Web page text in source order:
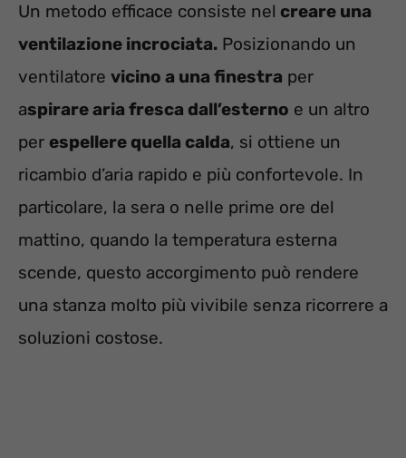
Un metodo efficace consiste nel creare una
ventilazione incrociata. Posizionando un
ventilatore vicino a una finestra per
aspirare aria fresca dall’esterno e un altro
per espellere quella calda, si ottiene un
ricambio d’aria rapido e più confortevole. In
particolare, la sera o nelle prime ore del
mattino, quando la temperatura esterna
scende, questo accorgimento può rendere
una stanza molto più vivibile senza ricorrere a
soluzioni costose.